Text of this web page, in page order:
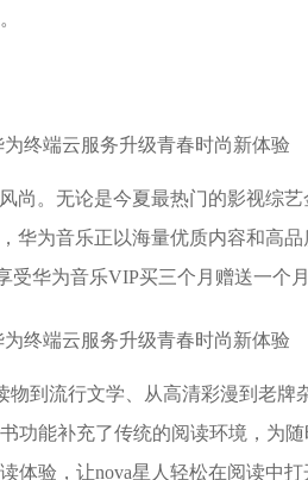
尚。无论是今夏最热门的影视综
华为音乐正以海量优质内容和高品
华为音乐VIP买三个月赠送一个
到流行文学、从高清彩漫到老牌
功能补充了传统的阅读环境，为
体验，让nova星人轻松在阅读中